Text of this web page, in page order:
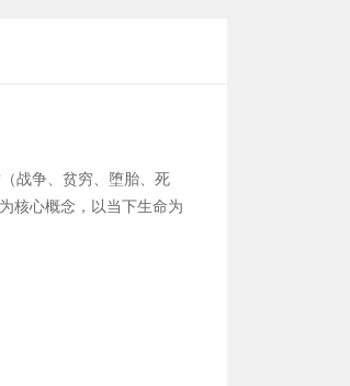
战争、贫穷、堕胎、死
核心概念，以当下生命为